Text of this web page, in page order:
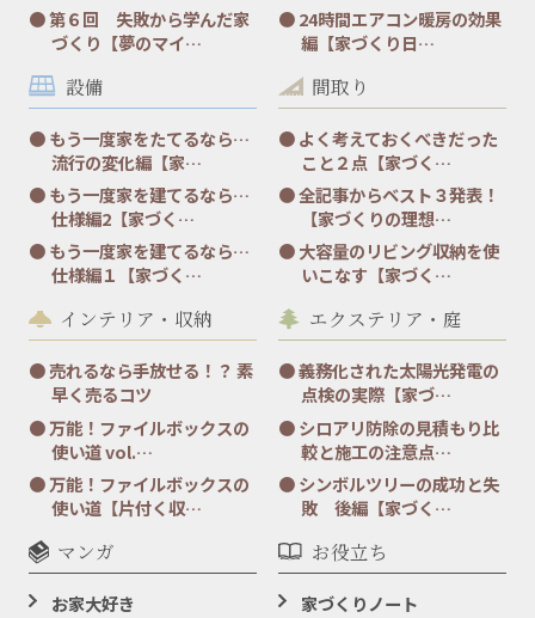
第６回 失敗から学んだ家
づくり【夢のマイ…
24時間エアコン暖房の効果
編【家づくり日…
設備
もう一度家をたてるなら…
流行の変化編【家…
もう一度家を建てるなら…
仕様編2【家づく…
もう一度家を建てるなら…
仕様編１【家づく…
間取り
よく考えておくべきだった
こと２点【家づく…
全記事からベスト３発表！
【家づくりの理想…
大容量のリビング収納を使
いこなす【家づく…
インテリア・収納
売れるなら手放せる！？ 素
早く売るコツ
万能！ファイルボックスの
使い道 vol.…
万能！ファイルボックスの
使い道【片付く収…
エクステリア・庭
義務化された太陽光発電の
点検の実際【家づ…
シロアリ防除の見積もり比
較と施工の注意点…
シンボルツリーの成功と失
敗 後編【家づく…
マンガ
お家大好き
お役立ち
家づくりノート